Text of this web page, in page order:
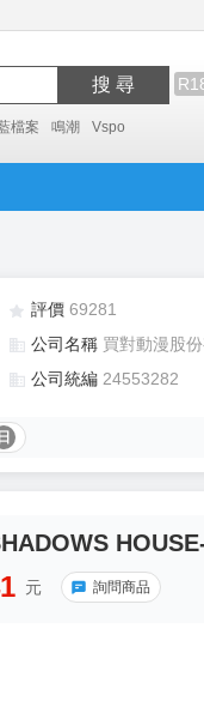
搜 尋
檔案 鳴潮 Vspo
評價 69281
公司名稱 買對動漫股
公司統編 24553282
日
元 詢問商品